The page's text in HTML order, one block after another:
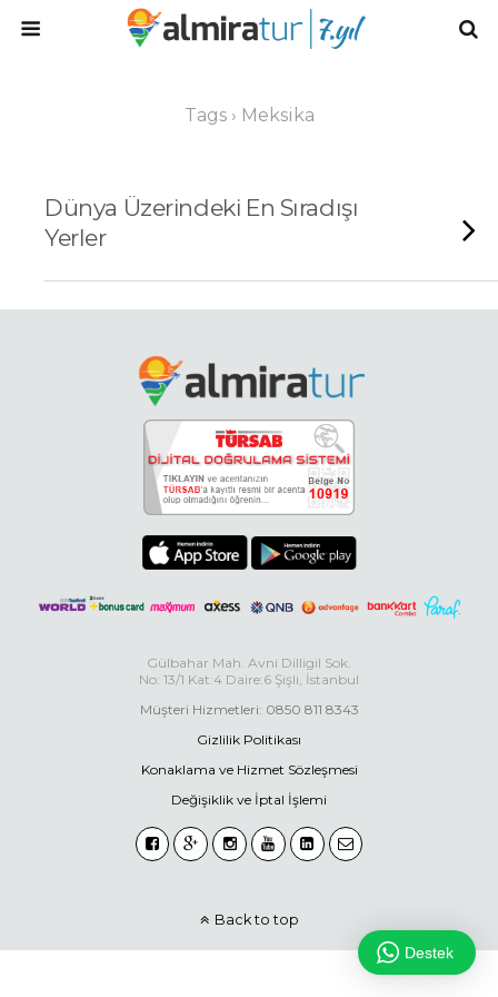
Tags › Meksika
Dünya Üzerindeki En Sıradışı
Yerler
Gülbahar Mah. Avni Dilligil Sok.
No: 13/1 Kat:4 Daire:6 Şişli, İstanbul
Müşteri Hizmetleri: 0850 811 8343
Gizlilik Politikası
Konaklama ve Hizmet Sözleşmesi
Değişiklik ve İptal İşlemi
Back to top
Destek